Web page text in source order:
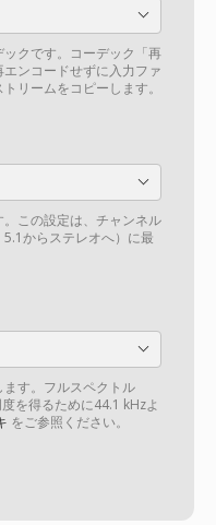
クです。コーデック「再
ンコードせずに入力ファ
リームをコピーします。
この設定は、チャンネル
からステレオへ）に最
す。フルスペクトル
を得るために44.1 kHzよ
をご参照ください。